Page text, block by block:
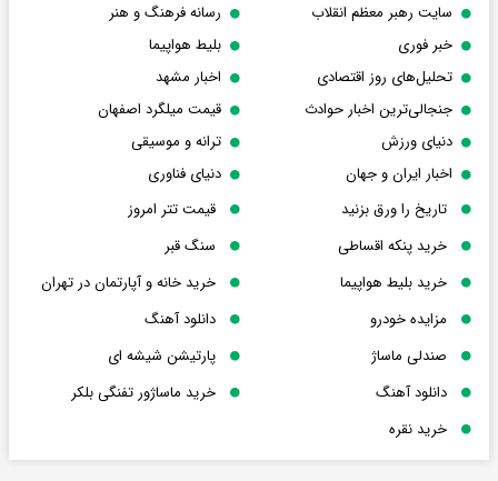
سایت رهبر معظم انقلاب
رسانه فرهنگ و هنر
خبر فوری
بلیط هواپیما
تحلیل‌های روز اقتصادی
اخبار مشهد
جنجالی‌ترین اخبار حوادث
قیمت میلگرد اصفهان
دنیای ورزش
ترانه و موسیقی
اخبار ایران و جهان
دنیای فناوری
تاریخ را ورق بزنید
قیمت تتر امروز
خرید پنکه اقساطی
سنگ قبر
خرید بلیط هواپیما
خرید خانه و آپارتمان در تهران
مزایده خودرو
دانلود آهنگ
صندلی ماساژ
پارتیشن شیشه ای
دانلود آهنگ
خرید ماساژور تفنگی بلکر
خرید نقره